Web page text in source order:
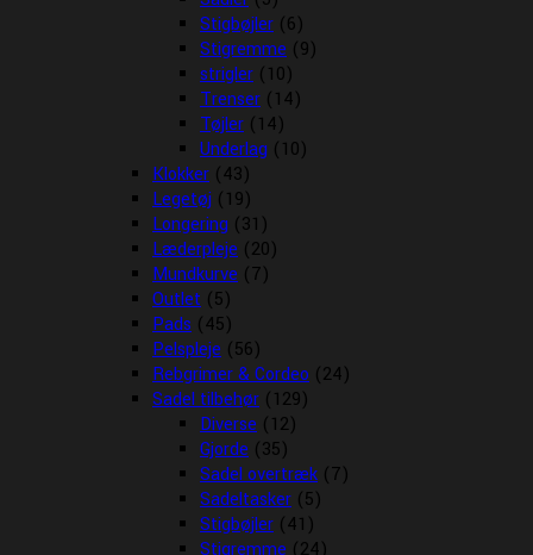
Stigbøjler (6)
Stigremme (9)
strigler (10)
Trenser (14)
Tøjler (14)
Underlag (10)
Klokker (43)
Legetøj (19)
Longering (31)
Læderpleje (20)
Mundkurve (7)
Outlet (5)
Pads (45)
Pelspleje (56)
Rebgrimer & Cordeo (24)
Sadel tilbehør (129)
Diverse (12)
Gjorde (35)
Sadel overtræk (7)
Sadeltasker (5)
Stigbøjler (41)
Stigremme (24)